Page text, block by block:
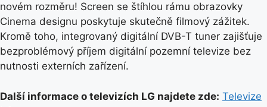
novém rozměru! Screen se štíhlou rámu obrazovky
Cinema designu poskytuje skutečně filmový zážitek.
Kromě toho, integrovaný digitální DVB-T tuner zajišťuje
bezproblémový příjem digitální pozemní televize bez
nutnosti externích zařízení.
Další informace o televizích LG najdete zde: Televize